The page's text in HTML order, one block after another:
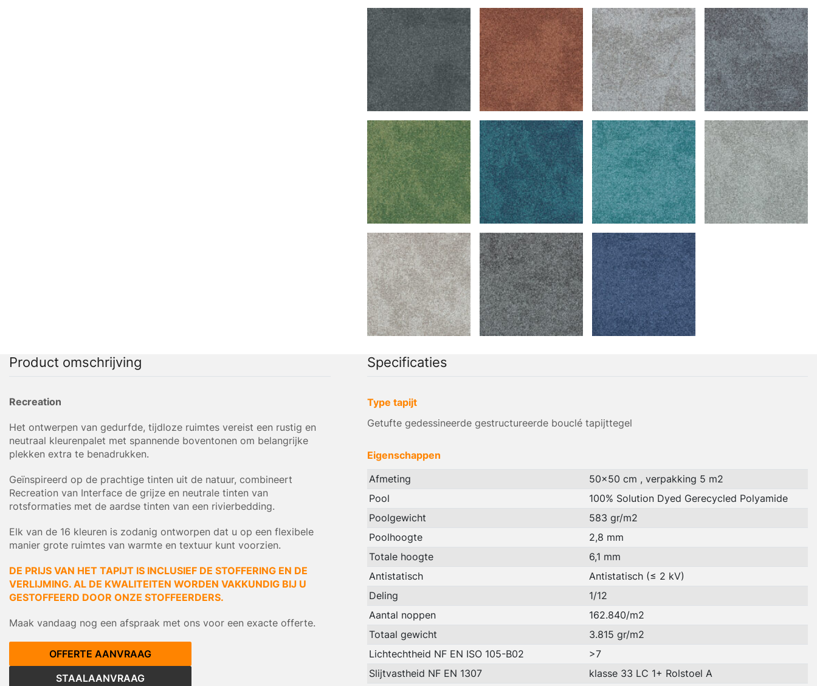
Product omschrijving
Recreation
Het ontwerpen van gedurfde, tijdloze ruimtes vereist een rustig en
neutraal kleurenpalet met spannende boventonen om belangrijke
plekken extra te benadrukken.
Geïnspireerd op de prachtige tinten uit de natuur, combineert
Recreation van Interface de grijze en neutrale tinten van
rotsformaties met de aardse tinten van een rivierbedding.
Elk van de 16 kleuren is zodanig ontworpen dat u op een flexibele
manier grote ruimtes van warmte en textuur kunt voorzien.
DE PRIJS VAN HET TAPIJT IS INCLUSIEF DE STOFFERING EN DE
VERLIJMING. AL DE KWALITEITEN WORDEN VAKKUNDIG BIJ U
GESTOFFEERD DOOR ONZE STOFFEERDERS.
Maak vandaag nog een afspraak met ons voor een exacte offerte.
OFFERTE AANVRAAG
STAALAANVRAAG
Specificaties
Type tapijt
Getufte gedessineerde gestructureerde bouclé tapijttegel
Eigenschappen
Afmeting
50x50 cm , verpakking 5 m2
Pool
100% Solution Dyed Gerecycled Polyamide
Poolgewicht
583 gr/m2
Poolhoogte
2,8 mm
Totale hoogte
6,1 mm
Antistatisch
Antistatisch (≤ 2 kV)
Deling
1/12
Aantal noppen
162.840/m2
Totaal gewicht
3.815 gr/m2
Lichtechtheid NF EN ISO 105-B02
>7
Slijtvastheid NF EN 1307
klasse 33 LC 1+ Rolstoel A